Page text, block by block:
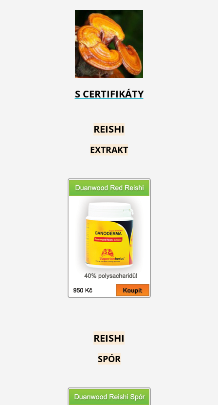
S CERTIFIKÁTY
REISHI
EXTRAKT
REISHI
SPÓR